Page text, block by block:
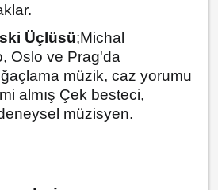
Üçlüsü;Michal
Oslo ve Prag'da
müzik, caz yorumu
almış Çek besteci,
müzisyen.